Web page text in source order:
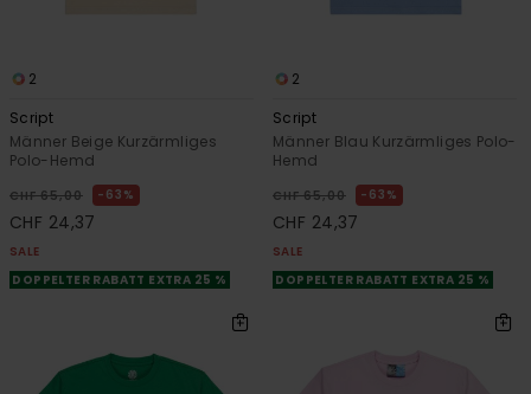
2
Script
Männer Beige Kurzärmliges
Polo-Hemd
CHF 65,00 63%
CHF 24,37
SALE
DOPPELTER RABATT EXTRA 25 %
2
Script
Männer Blau Kurzärmliges Polo-
Hemd
CHF 65,00 63%
CHF 24,37
SALE
DOPPELTER RABATT EXTRA 25 %